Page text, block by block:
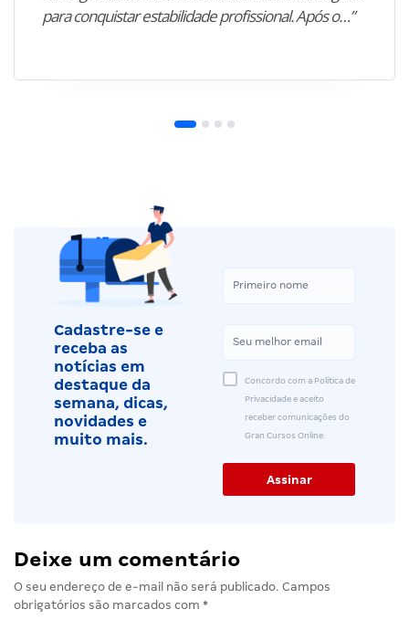
para conquistar estabilidade profissional. Após o…”
Cadastre-se e
receba as
notícias em
destaque da
semana, dicas,
novidades e
muito mais.
Concordo com a Política de
Privacidade e aceito
receber comunicações do
Gran Cursos Online.
Deixe um comentário
O seu endereço de e-mail não será publicado. Campos
obrigatórios são marcados com *